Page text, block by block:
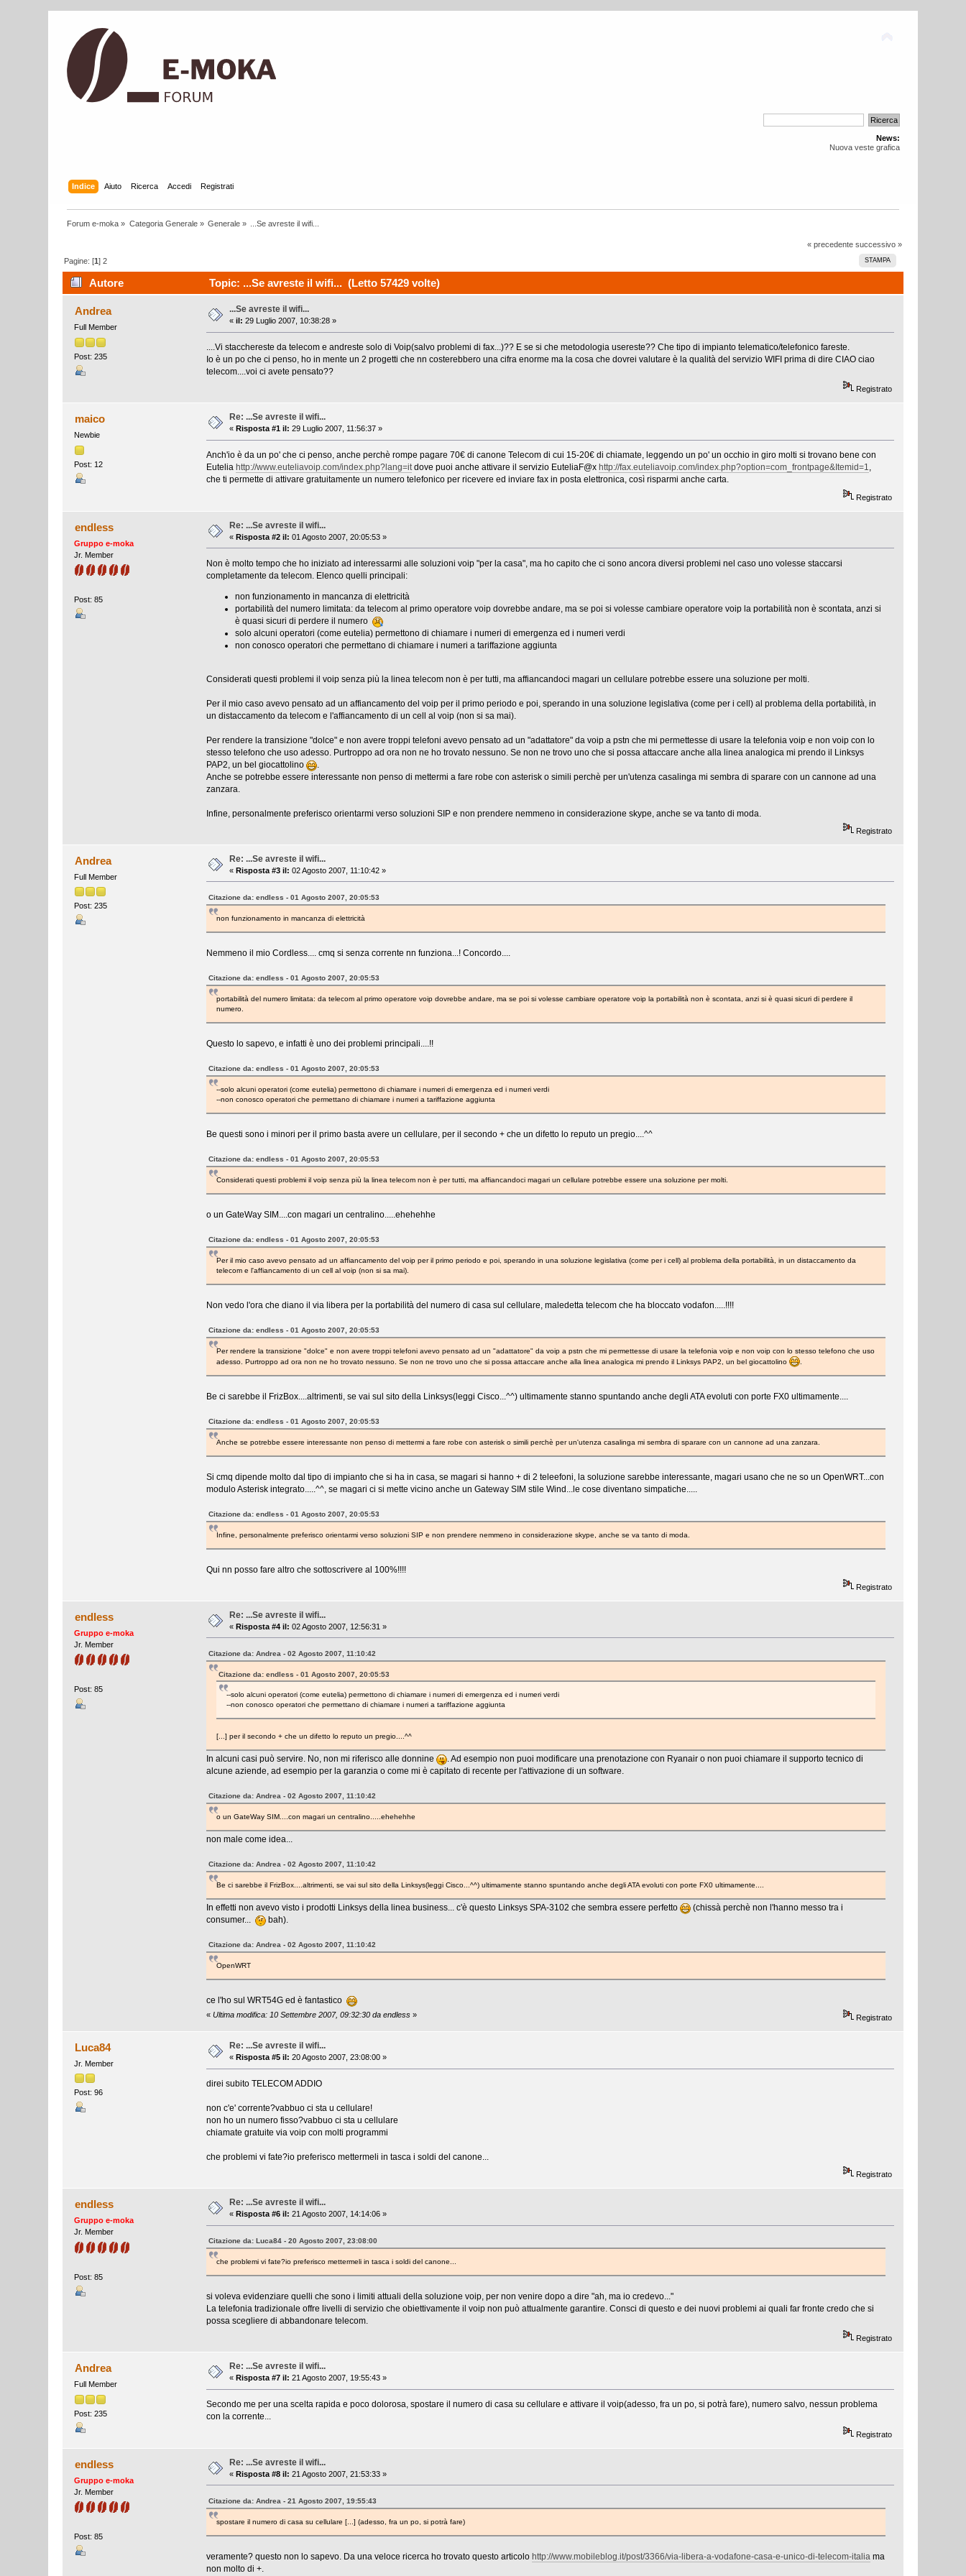
News:
Nuova veste grafica
Indice Aiuto Ricerca Accedi Registrati
Forum e-moka » Categoria Generale» Generale » ...Se avreste il wifi...
« precedente successivo »
STAMPA
Pagine: [1]2
Autore Topic: ...Se avreste il wifi... (Letto 57429 volte)
Andrea
Full Member
Post: 235
...Se avreste il wifi...
«il: 29 Luglio 2007, 10:38:28 »
....Vi stacchereste da telecom e andreste solo di Voip(salvo problemi di fax...)?? E se si che metodologia usereste?? Che tipo di impianto telematico/telefonico fareste.
Io è un po che ci penso, ho in mente un 2 progetti che nn costerebbero una cifra enorme ma la cosa che dovrei valutare è la qualità del servizio WIFI prima di dire CIAO ciao
telecom....voi ci avete pensato??
Registrato
maico
Newbie
Post: 12
Re: ...Se avreste il wifi...
« Risposta #1 il: 29 Luglio 2007, 11:56:37 »
Anch'io è da un po' che ci penso, anche perchè rompe pagare 70€ di canone Telecom di cui 15-20€ di chiamate, leggendo un po' un occhio in giro molti si trovano bene con
Eutelia http://www.euteliavoip.com/index.php?lang=itdove puoi anche attivare il servizio EuteliaF@x http://fax.euteliavoip.com/index.php?option=com_frontpage&Itemid=1,
che ti permette di attivare gratuitamente un numero telefonico per ricevere ed inviare fax in posta elettronica, così risparmi anche carta.
Registrato
endless
Gruppo e-moka
Jr. Member
Post: 85
Re: ...Se avreste il wifi...
«Risposta #2 il: 01 Agosto 2007, 20:05:53 »
Non è molto tempo che ho iniziato ad interessarmi alle soluzioni voip "per la casa", ma ho capito che ci sono ancora diversi problemi nel caso uno volesse staccarsi
completamente da telecom. Elenco quelli principali:
non funzionamento in mancanza di elettricità
portabilità del numero limitata: da telecom al primo operatore voip dovrebbe andare, ma se poi si volesse cambiare operatore voip la portabilità non è scontata, anzi si
è quasi sicuri di perdere il numero
solo alcuni operatori (come eutelia) permettono di chiamare i numeri di emergenza ed i numeri verdi
non conosco operatori che permettano di chiamare i numeri a tariffazione aggiunta
Considerati questi problemi il voip senza più la linea telecom non è per tutti, ma affiancandoci magari un cellulare potrebbe essere una soluzione per molti.
Per il mio caso avevo pensato ad un affiancamento del voip per il primo periodo e poi, sperando in una soluzione legislativa (come per i cell) al problema della portabilità, in
un distaccamento da telecom e l'affiancamento di un cell al voip (non si sa mai).
Per rendere la transizione "dolce" e non avere troppi telefoni avevo pensato ad un "adattatore" da voip a pstn che mi permettesse di usare la telefonia voip e non voip con lo
stesso telefono che uso adesso. Purtroppo ad ora non ne ho trovato nessuno. Se non ne trovo uno che si possa attaccare anche alla linea analogica mi prendo il Linksys
PAP2, un bel giocattolino
.
Anche se potrebbe essere interessante non penso di mettermi a fare robe con asterisk o simili perchè per un'utenza casalinga mi sembra di sparare con un cannone ad una
zanzara.
Infine, personalmente preferisco orientarmi verso soluzioni SIP e non prendere nemmeno in considerazione skype, anche se va tanto di moda.
Registrato
Andrea
Full Member
Post: 235
Re: ...Se avreste il wifi...
«Risposta #3 il: 02 Agosto 2007, 11:10:42 »
Citazione da: endless - 01 Agosto 2007, 20:05:53
non funzionamento in mancanza di elettricità
Nemmeno il mio Cordless.... cmq si senza corrente nn funziona...! Concordo....
Citazione da: endless - 01 Agosto 2007, 20:05:53
portabilità del numero limitata: da telecom al primo operatore voip dovrebbe andare, ma se poi si volesse cambiare operatore voip la portabilità non è scontata, anzi si è quasi sicuri di perdere il
numero.
Questo lo sapevo, e infatti è uno dei problemi principali....!!
Citazione da: endless - 01 Agosto 2007, 20:05:53
--solo alcuni operatori (come eutelia) permettono di chiamare i numeri di emergenza ed i numeri verdi
--non conosco operatori che permettano di chiamare i numeri a tariffazione aggiunta
Be questi sono i minori per il primo basta avere un cellulare, per il secondo + che un difetto lo reputo un pregio....^^
Citazione da: endless - 01 Agosto 2007, 20:05:53
Considerati questi problemi il voip senza più la linea telecom non è per tutti, ma affiancandoci magari un cellulare potrebbe essere una soluzione per molti.
o un GateWay SIM....con magari un centralino.....ehehehhe
Citazione da: endless - 01 Agosto 2007, 20:05:53
Per il mio caso avevo pensato ad un affiancamento del voip per il primo periodo e poi, sperando in una soluzione legislativa (come per i cell) al problema della portabilità, in un distaccamento da
telecom e l'affiancamento di un cell al voip (non si sa mai).
Non vedo l'ora che diano il via libera per la portabilità del numero di casa sul cellulare, maledetta telecom che ha bloccato vodafon.....!!!!
Citazione da: endless - 01 Agosto 2007, 20:05:53
Per rendere la transizione "dolce" e non avere troppi telefoni avevo pensato ad un "adattatore" da voip a pstn che mi permettesse di usare la telefonia voip e non voip con lo stesso telefono che uso
adesso. Purtroppo ad ora non ne ho trovato nessuno. Se non ne trovo uno che si possa attaccare anche alla linea analogica mi prendo il Linksys PAP2, un bel giocattolino
.
Be ci sarebbe il FrizBox....altrimenti, se vai sul sito della Linksys(leggi Cisco...^^) ultimamente stanno spuntando anche degli ATA evoluti con porte FX0 ultimamente....
Citazione da: endless - 01 Agosto 2007, 20:05:53
Anche se potrebbe essere interessante non penso di mettermi a fare robe con asterisk o simili perchè per un'utenza casalinga mi sembra di sparare con un cannone ad una zanzara.
Si cmq dipende molto dal tipo di impianto che si ha in casa, se magari si hanno + di 2 teleefoni, la soluzione sarebbe interessante, magari usano che ne so un OpenWRT...con
modulo Asterisk integrato.....^^, se magari ci si mette vicino anche un Gateway SIM stile Wind...le cose diventano simpatiche.....
Citazione da: endless - 01 Agosto 2007, 20:05:53
Infine, personalmente preferisco orientarmi verso soluzioni SIP e non prendere nemmeno in considerazione skype, anche se va tanto di moda.
Qui nn posso fare altro che sottoscrivere al 100%!!!!
Registrato
endless
Gruppo e-moka
Jr. Member
Post: 85
Re: ...Se avreste il wifi...
«Risposta #4 il: 02 Agosto 2007, 12:56:31 »
Citazione da: Andrea - 02 Agosto 2007, 11:10:42
Citazione da: endless - 01 Agosto 2007, 20:05:53
--solo alcuni operatori (come eutelia) permettono di chiamare i numeri di emergenza ed i numeri verdi
--non conosco operatori che permettano di chiamare i numeri a tariffazione aggiunta
[...] per il secondo + che un difetto lo reputo un pregio....^^
In alcuni casi può servire. No, non mi riferisco alle donnine
. Ad esempio non puoi modificare una prenotazione con Ryanair o non puoi chiamare il supporto tecnico di
alcune aziende, ad esempio per la garanzia o come mi è capitato di recente per l'attivazione di un software.
Citazione da: Andrea - 02 Agosto 2007, 11:10:42
o un GateWay SIM....con magari un centralino.....ehehehhe
non male come idea...
Citazione da: Andrea - 02 Agosto 2007, 11:10:42
Be ci sarebbe il FrizBox....altrimenti, se vai sul sito della Linksys(leggi Cisco...^^) ultimamente stanno spuntando anche degli ATA evoluti con porte FX0 ultimamente....
In effetti non avevo visto i prodotti Linksys della linea business... c'è questo Linksys SPA-3102 che sembra essere perfetto
(chissà perchè non l'hanno messo tra i
consumer...
bah).
Citazione da: Andrea - 02 Agosto 2007, 11:10:42
OpenWRT
ce l'ho sul WRT54G ed è fantastico
« Ultima modifica: 10 Settembre 2007, 09:32:30 da endless» Registrato
Luca84
Jr. Member
Post: 96
Re: ...Se avreste il wifi...
«Risposta #5 il: 20 Agosto 2007, 23:08:00 »
direi subito TELECOM ADDIO
non c'e' corrente?vabbuo ci sta u cellulare!
non ho un numero fisso?vabbuo ci sta u cellulare
chiamate gratuite via voip con molti programmi
che problemi vi fate?io preferisco mettermeli in tasca i soldi del canone...
Registrato
endless
Gruppo e-moka
Jr. Member
Post: 85
Re: ...Se avreste il wifi...
« Risposta #6 il: 21 Agosto 2007, 14:14:06 »
Citazione da: Luca84 - 20 Agosto 2007, 23:08:00
che problemi vi fate?io preferisco mettermeli in tasca i soldi del canone...
si voleva evidenziare quelli che sono i limiti attuali della soluzione voip, per non venire dopo a dire "ah, ma io credevo..."
La telefonia tradizionale offre livelli di servizio che obiettivamente il voip non può attualmente garantire. Consci di questo e dei nuovi problemi ai quali far fronte credo che si
possa scegliere di abbandonare telecom.
Registrato
Andrea
Full Member
Post: 235
Re: ...Se avreste il wifi...
« Risposta #7 il: 21 Agosto 2007, 19:55:43 »
Secondo me per una scelta rapida e poco dolorosa, spostare il numero di casa su cellulare e attivare il voip(adesso, fra un po, si potrà fare), numero salvo, nessun problema
con la corrente...
Registrato
endless
Gruppo e-moka
Jr. Member
Post: 85
Re: ...Se avreste il wifi...
«Risposta #8 il: 21 Agosto 2007, 21:53:33 »
Citazione da: Andrea - 21 Agosto 2007, 19:55:43
spostare il numero di casa su cellulare [...] (adesso, fra un po, si potrà fare)
veramente? questo non lo sapevo. Da una veloce ricerca ho trovato questo articolo http://www.mobileblog.it/post/3366/via-libera-a-vodafone-casa-e-unico-di-telecom-italia ma
non molto di +.